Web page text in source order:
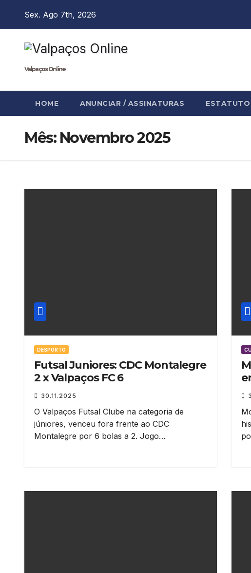
Sex. Ago 7th, 2026
Valpaços Online
HOME ANUNCIAR / ASSINATURAS
Mês: Novembro 2025
DESPORTO
Futsal Juniores: CDC Montalegre
2 x Valpaços FC 6
30.11.2025
O Valpaços Futsal Clube na categoria de
júniores, venceu fora frente ao CDC
Montalegre por 6 bolas a 2. Jogo…